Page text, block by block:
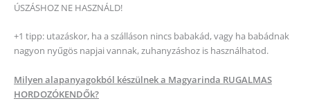
ÚSZÁSHOZ NE HASZNÁLD!
+1 tipp: utazáskor, ha a szálláson nincs babakád, vagy ha babádnak
nagyon nyűgös napjai vannak, zuhanyzáshoz is használhatod.
Milyen alapanyagokból készülnek a Magyarinda RUGALMAS
HORDOZÓKENDŐk?